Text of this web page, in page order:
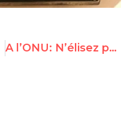
A l’ONU: N’élisez pas la Russie au Conseil des Droits de l’Homme – Une pétition pour arrêter Poutine